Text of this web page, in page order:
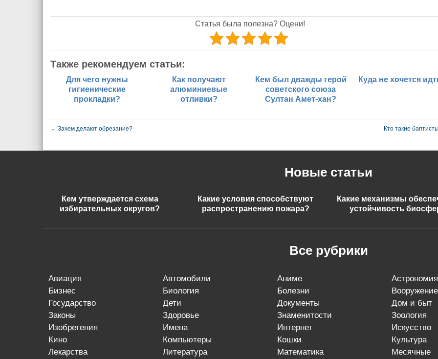
Статья была полезна? Оцени!
Также рекомендуем статьи:
Для чего нужны
гигиенические
прокладки?
Как получают
алюминиевые
отливки?
Кем был дважды герой
советского союза
Султан Амет-хан?
Куда не хочется
← Зачем делают обрезание? Кто такие
Новые статьи
Кем утверждается схема
избирательных округов?
Какие условия способствуют
распространению пожара?
Какие механизмы
устойчивость
Все рубрики
авиация автомобили аниме астрономия
бизнес
биология болезни вооружение
государство
дети документы дом и быт
законы
здоровье знаменитости зоология
изобретения
имена интернет искусство
кино
компьютеры кошки культура
лекарства
литература математика месячные